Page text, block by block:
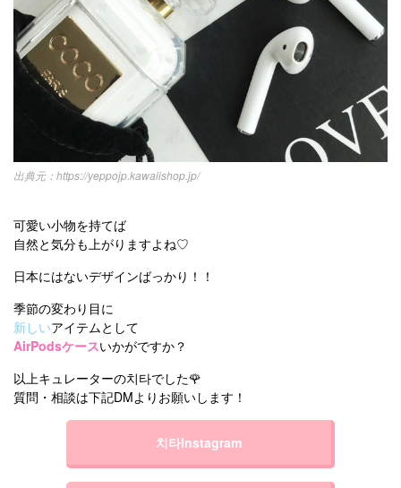
https://yeppojp.kawaiishop.jp/
可愛い小物を持てば
自然と気分も上がりますよね♡
日本にはないデザインばっかり！！
季節の変わり目に
新しいアイテムとして
AirPodsケースいかがですか？
以上キュレーターの치타でした🌹
質問・相談は下記DMよりお願いします！
치타Instagram